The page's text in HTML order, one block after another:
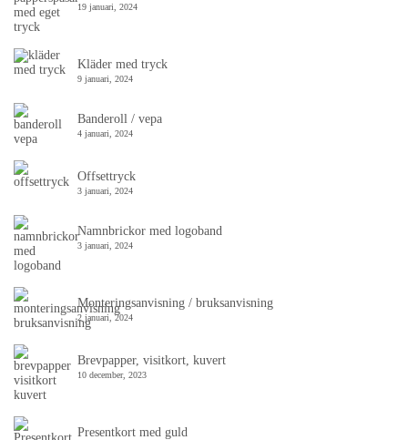
19 januari, 2024
Kläder med tryck
9 januari, 2024
Banderoll / vepa
4 januari, 2024
Offsettryck
3 januari, 2024
Namnbrickor med logoband
3 januari, 2024
Monteringsanvisning / bruksanvisning
2 januari, 2024
Brevpapper, visitkort, kuvert
10 december, 2023
Presentkort med guld